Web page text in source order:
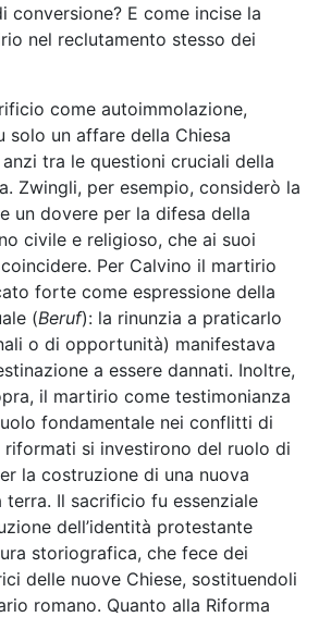
conversione? E come incise la
nel reclutamento stesso dei
come autoimmolazione,
solo un affare della Chiesa
tra le questioni cruciali della
Zwingli, per esempio, considerò la
un dovere per la difesa della
civile e religioso, che ai suoi
Per Calvino il martirio
forte come espressione della
(Beruf): la rinunzia a praticarlo
o di opportunità) manifestava
a essere dannati. Inoltre,
il martirio come testimonianza
fondamentale nei conflitti di
riformati si investirono del ruolo di
la costruzione di una nuova
terra. Il sacrificio fu essenziale
dell’identità protestante
storiografica, che fece dei
delle nuove Chiese, sostituendoli
romano. Quanto alla Riforma